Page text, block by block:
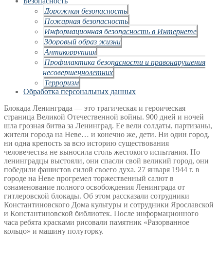
Дорожная безопасность
Пожарная безопасность
Информационная безопасность в Интернете
Здоровый образ жизни
Антикоррупция
Профилактика безопасности и правонарушения
несовершеннолетних
Терроризм
Обработка персональных данных
Блокада Ленинграда — это трагическая и героическая
страница Великой Отечественной войны. 900 дней и ночей
шла грозная битва за Ленинград. Ее вели солдаты, партизаны,
жители города на Неве… и конечно же, дети. Ни один город,
ни одна крепость за всю историю существования
человечества не выносила столь жестокого испытания. Но
ленинградцы выстояли, они спасли свой великий город, они
победили фашистов силой своего духа. 27 января 1944 г. в
городе на Неве прогремел торжественный салют в
ознаменование полного освобождения Ленинграда от
гитлеровской блокады. Об этом рассказали сотрудники
Константиновского Дома культуры и сотрудники Ярославской
и Константиновской библиотек. После информационного
часа ребята красками рисовали памятник «Разорванное
кольцо» и машину полуторку.